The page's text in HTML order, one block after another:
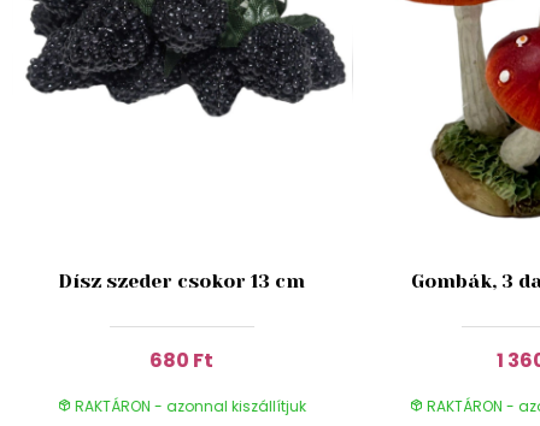
Dísz szeder csokor 13 cm
680 Ft
RAKTÁRON - azonnal kiszállítjuk
Gombák, 3
1
RAKTÁRON -